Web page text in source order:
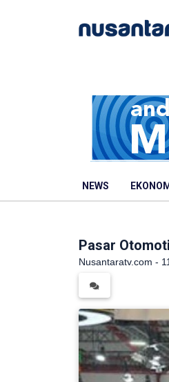
NEWS EKONOMI
Pasar
Nusantaratv.com -